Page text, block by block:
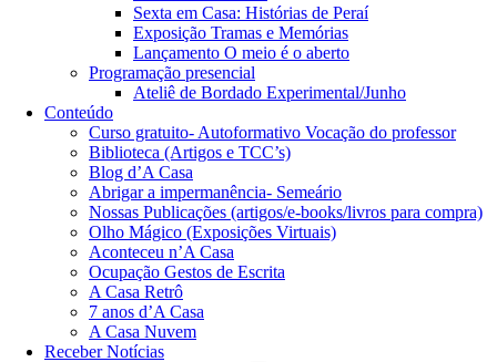
Sexta em Casa: Histórias de Peraí
Exposição Tramas e Memórias
Lançamento O meio é o aberto
Programação presencial
Ateliê de Bordado Experimental/Junho
Conteúdo
Curso gratuito- Autoformativo Vocação do professor
Biblioteca (Artigos e TCC’s)
Blog d’A Casa
Abrigar a impermanência- Semeário
Nossas Publicações (artigos/e-books/livros para compra)
Olho Mágico (Exposições Virtuais)
Aconteceu n’A Casa
Ocupação Gestos de Escrita
A Casa Retrô
7 anos d’A Casa
A Casa Nuvem
Receber Notícias